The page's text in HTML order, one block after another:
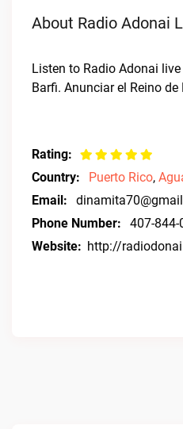
About Radio Adonai
Listen to Radio Adonai
Barfi. Anunciar el Reino
Rating:
Country:
Puerto Rico,
Email:
Phone Number:
407-844-
Website: http://